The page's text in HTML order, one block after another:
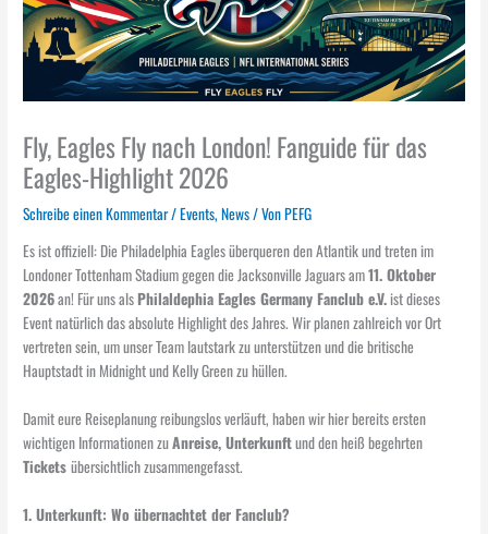
Fly, Eagles Fly nach London! Fanguide für das
Eagles-Highlight 2026
Schreibe einen Kommentar/Events,News/ VonPEFG
Es ist offiziell: Die Philadelphia Eagles überqueren den Atlantik und treten im
Londoner Tottenham Stadium gegen die Jacksonville Jaguars am11. Oktober
2026an! Für uns als Philaldephia Eagles Germany Fanclub e.V. ist dieses
Event natürlich das absolute Highlight des Jahres. Wir planen zahlreich vor Ort
vertreten sein, um unser Team lautstark zu unterstützen und die britische
Hauptstadt in Midnight und Kelly Green zu hüllen.
Damit eure Reiseplanung reibungslos verläuft, haben wir hier bereits ersten
wichtigen Informationen zuAnreise, Unterkunftund den heiß begehrten
Ticketsübersichtlich zusammengefasst.
1. Unterkunft: Wo übernachtet der Fanclub?